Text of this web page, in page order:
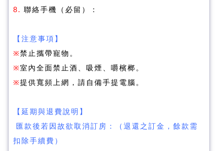
8. 聯絡手機（必留）：
【注意事項】
※禁止攜帶寵物。
※室內全面禁止酒、吸煙、嚼檳榔。
※提供寬頻上網，請自備手提電腦。
【延期與退費說明】
匯款後若因故欲取消訂房：（退還之訂金，餘款需
扣除手續費）